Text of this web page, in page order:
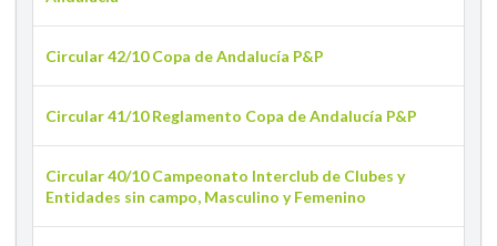
Circular 42/10 Copa de Andalucía P&P
Circular 41/10 Reglamento Copa de Andalucía P&P
Circular 40/10 Campeonato Interclub de Clubes y
Entidades sin campo, Masculino y Femenino